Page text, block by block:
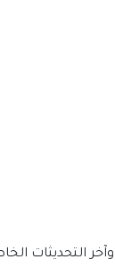
التحديثات